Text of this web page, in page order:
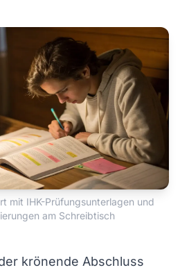
mit IHK-Prüfungsunterlagen und
am Schreibtisch
krönende Abschluss